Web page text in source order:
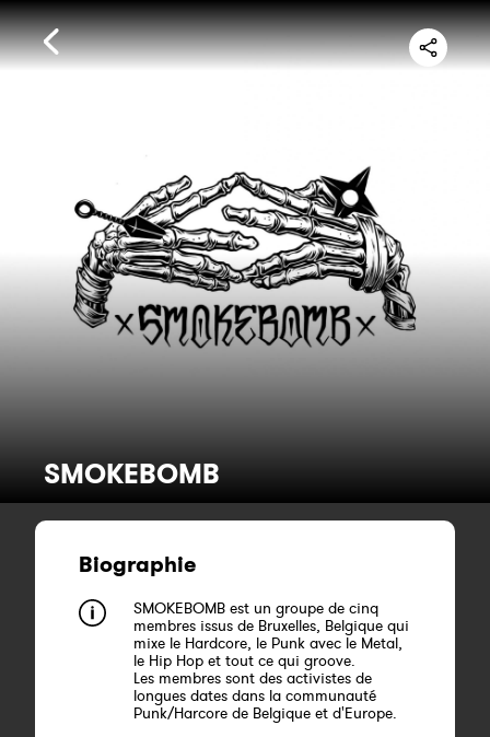
SMOKEBOMB
Biographie
SMOKEBOMB est un groupe de cinq
membres issus de Bruxelles, Belgique qui
mixe le Hardcore, le Punk avec le Metal,
le Hip Hop et tout ce qui groove.
Les membres sont des activistes de
longues dates dans la communauté
Punk/Harcore de Belgique et d'Europe.